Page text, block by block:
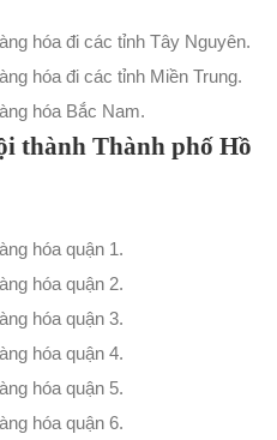
hóa đi các tỉnh Tây Nguyên.
hóa đi các tỉnh Miền Trung.
hóa Bắc Nam.
thành Thành phố Hồ
hóa quận 1.
hóa quận 2.
hóa quận 3.
hóa quận 4.
hóa quận 5.
hóa quận 6.